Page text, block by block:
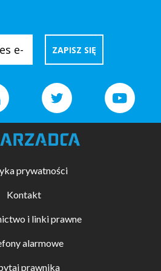
prywatności
Kontakt
i linki prawne
alarmowe
prawnika